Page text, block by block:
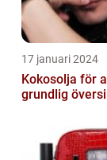
17 januari 2024
Kokosolja för
grundlig